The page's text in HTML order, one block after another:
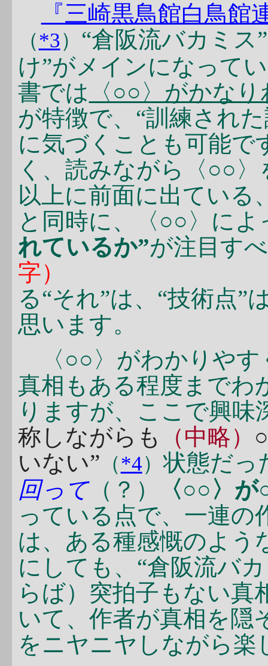
『三崎黒鳥館白鳥館
（*3） “倉阪流バカミス
け”がメインになって
書では 〈○○〉がかな
が特徴で、“訓練され
に気づくことも可能で
く、読みながら〈○○〉
以上に前面に出ている
と同時に、〈○○〉によ
れているか”が注目す
字）
る“それ”は、“技術点”
思います。
〈○○〉がわかりやす
真相もある程度までわ
りますが、ここで興味
称しながらも
（中略）
いない” （*4）状態だっ
回って（？）
〈○○〉
っている点で、一連の
は、ある種感慨のよう
にしても、“倉阪流バ
らば）突拍子もない真
いて、作者が真相を隠
をニヤニヤしながら